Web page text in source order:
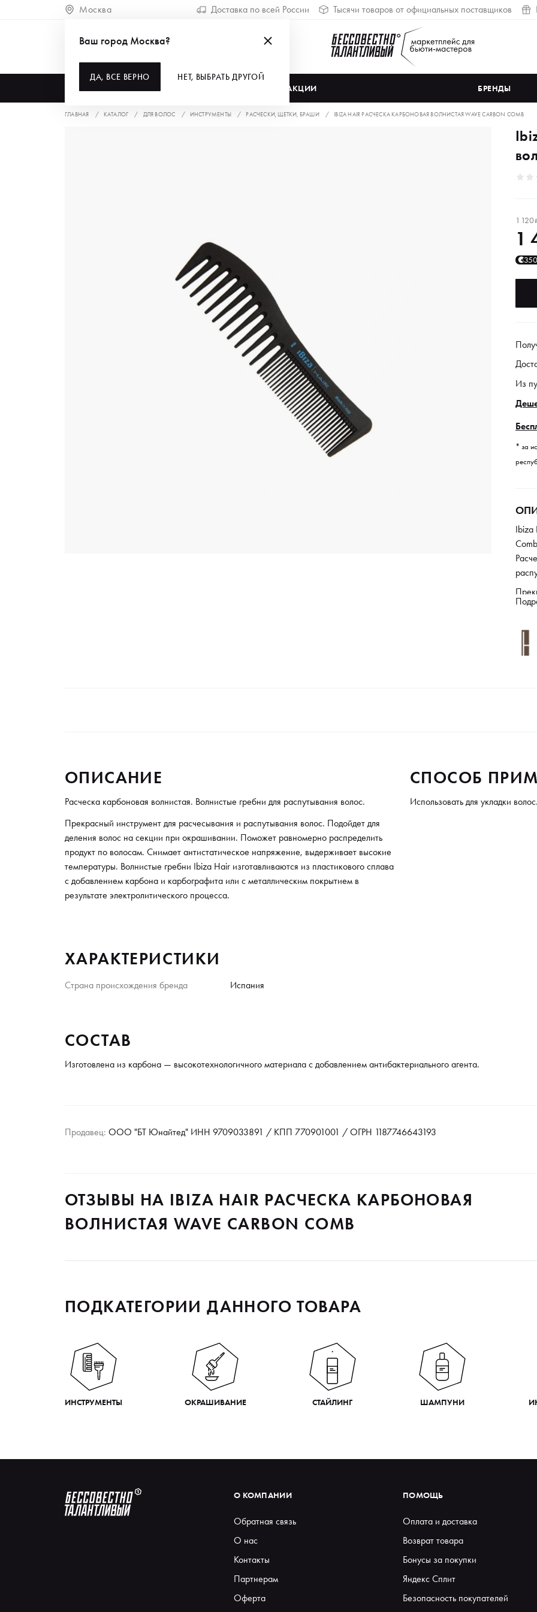
Москва Доставка по всей России Тысячи товаров от официальных поставщиков
АКЦИИ БРЕНДЫ
Ваш город Москва?
ДА, ВСЕ ВЕРНО НЕТ, ВЫБРАТЬ ДРУГОЙ
ГЛАВНАЯ КАТАЛОГ ДЛЯ ВОЛОС ИНСТРУМЕНТЫ РАСЧЕСКИ, ЩЕТКИ, БРАШИ IBIZA HAIR РАСЧЕСКА КАРБОНОВАЯ ВОЛНИСТАЯ WAVE CARBON COMB
1 120₽
1
Из
* за
Ibiza
Comb
ОПИСАНИЕ
Расческа карбоновая волнистая. Волнистые гребни для распутывания волос.
Прекрасный инструмент для расчесывания и распутывания волос. Подойдет для
деления волос на секции при окрашивании. Поможет равномерно распределить
продукт по волосам. Снимает антистатическое напряжение, выдерживает высокие
температуры. Волнистые гребни Ibiza Hair изготавливаются из пластикового сплава
с добавлением карбона и карбографита или с металлическим покрытием в
результате электролитического процесса.
СПОСОБ
Использовать для укладки волос.
ХАРАКТЕРИСТИКИ
Страна происхождения бренда Испания
СОСТАВ
Изготовлена из карбона — высокотехнологичного материала с добавлением антибактериального агента.
Продавец: ООО "БТ Юнайтед" ИНН 9709033891 / КПП 770901001 / ОГРН 1187746643193
ОТЗЫВЫ НА IBIZA HAIR РАСЧЕСКА КАРБОНОВАЯ
ВОЛНИСТАЯ WAVE CARBON COMB
ПОДКАТЕГОРИИ ДАННОГО ТОВАРА
ИНСТРУМЕНТЫ ОКРАШИВАНИЕ СТАЙЛИНГ ШАМПУНИ
О КОМПАНИИ
Обратная связь
О нас
Контакты
Партнерам
Оферта
ПОМОЩЬ
Оплата и доставка
Возврат товара
Бонусы за покупки
Яндекс Сплит
Безопасность покупателей